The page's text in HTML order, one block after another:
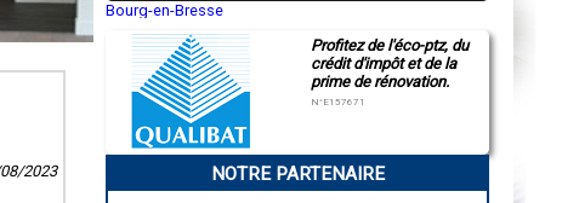
2023
Bourg-en-Bresse
Montluçon
Manosque
Gap
Charleville-Mézières
Pamiers
Narbonne
Profitez de l'éco-ptz, du
crédit d'impôt et de la
prime de rénovation.
N°E157671
NOTRE PARTENAIRE